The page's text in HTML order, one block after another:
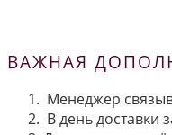
ВАЖНАЯ
Менеджер
В день доставки